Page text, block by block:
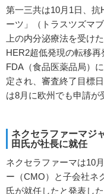
第一三共は10月1日、
ーツ」（トラスツズマ
上の内分泌療法を受け
HER2超低発現の転移
FDA（食品医薬品局）
定され、審査終了目標
は8月に欧州でも申請が
ネクセラファーマジ
田氏が社長に就任
ネクセラファーマは10
ー（CMO）と子会社ネ
氏が就任したと発表し